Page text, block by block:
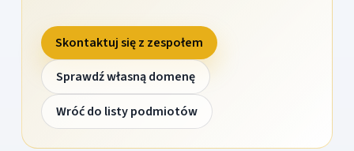
Skontaktuj się z zespołem
Sprawdź własną domenę
Wróć do listy podmiotów